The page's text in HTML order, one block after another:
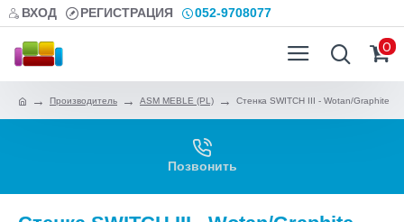
ВХОД РЕГИСТРАЦИЯ 052-9708077
0
Производитель ASM MEBLE (PL) Стенка SWITCH III - Wotan/Graphite
Позвонить